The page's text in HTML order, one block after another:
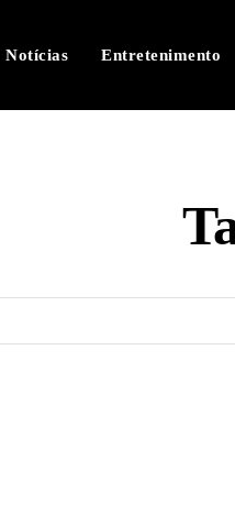
Notícias Entretenimento